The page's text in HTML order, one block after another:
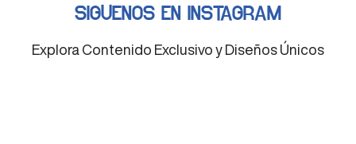
SIGUENOS EN INSTAGRAM
Explora Contenido Exclusivo y Diseños Únicos